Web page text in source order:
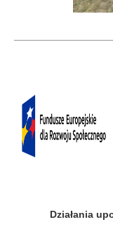
Działania